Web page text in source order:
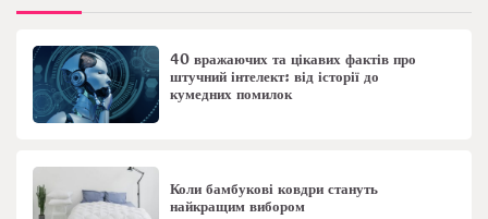
40 вражаючих та цікавих фактів про
штучний інтелект: від історії до
кумедних помилок
Коли бамбукові ковдри стануть
найкращим вибором